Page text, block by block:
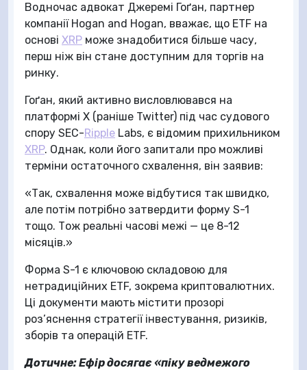
Водночас адвокат Джеремі Гоґан, партнер
компанії Hogan and Hogan, вважає, що ETF на
основі XRP може знадобитися більше часу,
перш ніж він стане доступним для торгів на
ринку.
Гоґан, який активно висловлювався на
платформі X (раніше Twitter) під час судового
спору SEC-Ripple Labs, є відомим прихильником
XRP. Однак, коли його запитали про можливі
терміни остаточного схвалення, він заявив:
«Так, схвалення може відбутися так швидко,
але потім потрібно затвердити форму S-1
тощо. Тож реальні часові межі — це 8-12
місяців.»
Форма S-1 є ключовою складовою для
нетрадиційних ETF, зокрема криптовалютних.
Ці документи мають містити прозорі
роз’яснення стратегії інвестування, ризиків,
зборів та операцій ETF.
Дотичне: Ефір досягає «піку ведмежого